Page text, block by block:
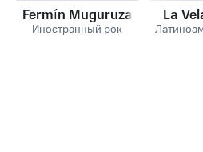
Fermín Muguruza
Иностранный рок
La